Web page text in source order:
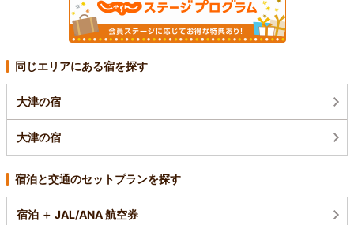
同じエリアにある宿を探す
大津の宿
大津の宿
宿泊と交通のセットプランを探す
宿泊 ＋ JAL/ANA 航空券